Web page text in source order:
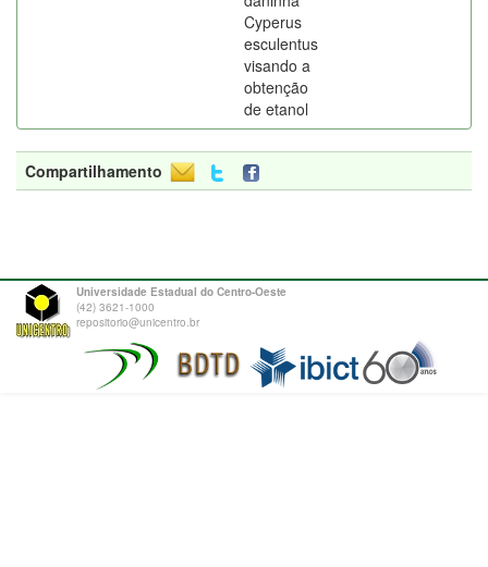
Cyperus
esculentus
visando a
obtenção
de etanol
Compartilhamento
Universidade Estadual do Centro-Oeste
(42) 3621-1000
repositorio@unicentro.br